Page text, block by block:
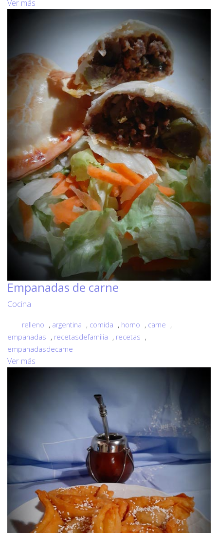
Ver más
Empanadas de carne
Cocina
relleno , argentina , comida , horno , carne ,
empanadas , recetasdefamilia , recetas ,
empanadasdecarne
Ver más